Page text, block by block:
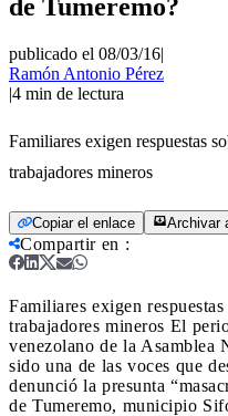
de Tumeremo?
publicado el 08/03/16|
Ramón Antonio Pérez
|4 min de lectura
Familiares exigen respuestas
trabajadores mineros
Copiar el enlace Archivar
Compartir en :
Familiares exigen
trabajadores mineros El
venezolano de la Asamblea
sido una de las voces que
denunció la presunta
de Tumeremo, municipio